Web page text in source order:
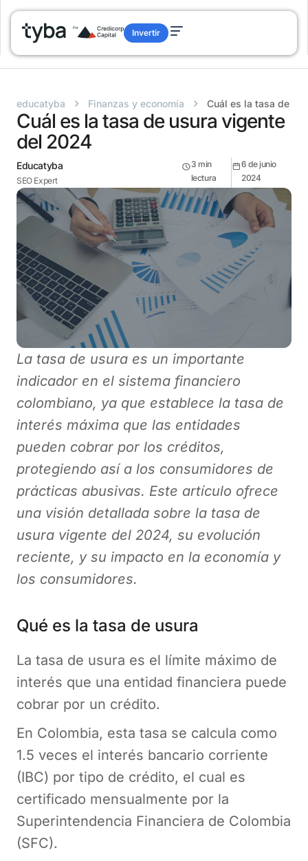
Invertir
educatyba › Finanzas y economía › Cuál es la tasa de
Cuál es la tasa de usura vigente
del 2024
Educatyba
SEO Expert
3 min
lectura
6 de junio
2024
La tasa de usura es un importante
indicador en el sistema financiero
colombiano, ya que establece la tasa de
interés máxima que las entidades
pueden cobrar por los créditos,
protegiendo así a los consumidores de
prácticas abusivas. Este artículo ofrece
una visión detallada sobre la tasa de
usura vigente del 2024, su evolución
reciente, y su impacto en la economía y
los consumidores.
Qué es la tasa de usura
La tasa de usura es el límite máximo de
interés que una entidad financiera puede
cobrar por un crédito.
En Colombia, esta tasa se calcula como
1.5 veces el interés bancario corriente
(IBC) por tipo de crédito, el cual es
certificado mensualmente por la
Superintendencia Financiera de Colombia
(SFC).